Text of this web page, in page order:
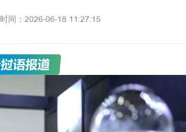
时间：2026-06-18 11:27:15